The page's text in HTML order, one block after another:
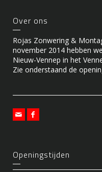
Over ons
Rojas Zonwering &
november 2014 hebben
Nieuw-Vennep in het
Zie onderstaand de
Openingstijden